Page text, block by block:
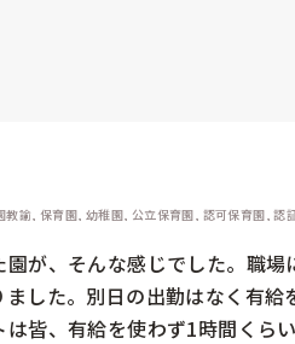
教諭, 保育園, 幼稚園, 公立保育園, 認可保育園, 認
が、そんな感じでした。職
ました。別日の出勤はなく有
は皆、有給を使わず1時間くら